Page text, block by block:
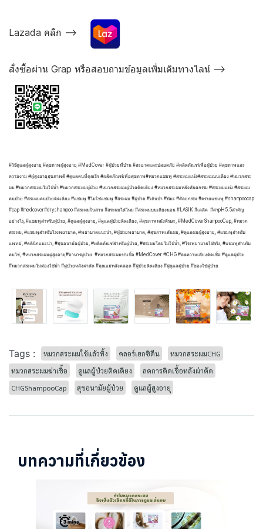
Lazada คลิก -->
สั่งซื้อผ่าน Grap หรือสอบถามข้อมูลเพิ่มเติมทางไลน์ -->
#วิธีดูแลผู้สูงอายุ #สุขภาพผู้สูงอายุ #MedCover #ผู้ป่วยที่บ้าน #สะอาดและปลอดภัย #ผลิตภัณฑ์เพื่อผู้ป่วย #สุขภาพและ
ความงาม #ผู้สูงอายุสุขภาพดี #ดูแลคนที่คุณรัก #ผลิตภัณฑ์เพื่อสุขภาพ#หมวกแชมพู #สระผมแห้ง#สระผมบนเตียง #หมวกสระ
ผม #หมวกสระผมไม่ใช้น้ำ #หมวกสระผมผู้ป่วย #หมวกสระผมผู้ป่วยติดเตียง #หมวกสระผมหลังศัลยกรรม #สระผมแห้ง #สระผม
คนป่วย #สระผมคนป่วยติดเตียง #แชมพู #ไม่ใช้แชมพู #สระผม #ผู้ป่วย #เดินป่า #หิมะ #ศัลยกรรม #ดรายแชมพู #shampoocap
#cap #medcover#dryshampoo #สระผมในสวน #สระผมได้ไหม #สระผมบนเตียงนอน #LASIK #เลสิค #ค่าpH5.5สำคัญ
อย่างไร, #แชมพูสำหรับผู้ป่วย, #ดูแลผู้สูงอายุ, #ดูแลผู้ป่วยติดเตียง, #สุขภาพหนังศีรษะ, #MedCoverShampooCap, #หมวก
สระผม, #แชมพูสำหรับโรงพยาบาล, #พยาบาลแนะนำ, #ผู้ช่วยพยาบาล, #สุขภาพเส้นผม, #ดูแลผมผู้สูงอายุ, #แชมพูสำหรับ
แพทย์, #คลินิกแนะนำ, #สุขอนามัยผู้ป่วย, #ผลิตภัณฑ์สำหรับผู้ป่วย, #สระผมโดยไม่ใช้น้ำ, #โรงพยาบาลใช้จริง, #แชมพูสำหรับ
คนไข้, #หมวกสระผมผู้สูงอายุ#อาหารผู้ป่วย #หมวกสระผมฆ่าเชื้อ #MedCover #CHG #ลดความเสี่ยงติดเชื้อ #ดูแลผู้ป่วย
#หมวกสระผมไม่ต้องใช้น้ำ #ผู้ป่วยหลังผ่าตัด #คุณแม่หลังคลอด #ผู้ป่วยติดเตียง #ผู้ดูแลผู้ป่วย #ของใช้ผู้ป่วย
Tags : หมวกสระผมใช้แล้วทิ้ง คลอร์เฮกซิดีน
หมวกสระผมCHG
หมวกสระผมฆ่าเชื้อ
ดูแลผู้ป่วยติดเตียง
ลดการติดเชื้อหลังผ่าตัด
CHGShampooCap
สุขอนามัยผู้ป่วย ดูแลผู้สูงอายุ
บทความที่เกี่ยวข้อง